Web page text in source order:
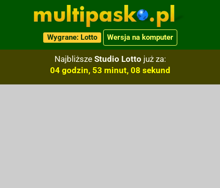
Wygrane: Lotto Wersja na komputer
Najbliższe Studio Lotto już za:
04 godzin, 53 minut, 07 sekund